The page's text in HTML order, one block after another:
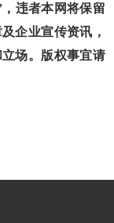
违者本网将保留
企业宣传资讯，
场。版权事宜请